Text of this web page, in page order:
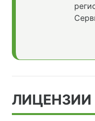
ЛИЦЕНЗИИ